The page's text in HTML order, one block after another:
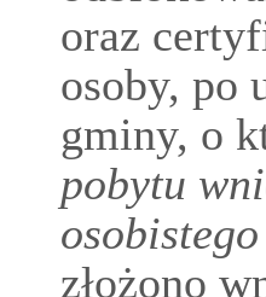
oraz
osoby, po
gminy, o
pobytu
osobistego
złożono